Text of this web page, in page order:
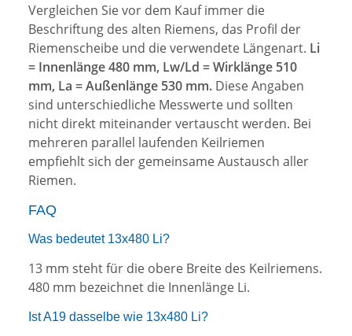
Vergleichen Sie vor dem Kauf immer die
Beschriftung des alten Riemens, das Profil der
Riemenscheibe und die verwendete Längenart. Li
= Innenlänge 480 mm, Lw/Ld = Wirklänge 510
mm, La = Außenlänge 530 mm. Diese Angaben
sind unterschiedliche Messwerte und sollten
nicht direkt miteinander vertauscht werden. Bei
mehreren parallel laufenden Keilriemen
empfiehlt sich der gemeinsame Austausch aller
Riemen.
FAQ
Was bedeutet 13x480 Li?
13 mm steht für die obere Breite des Keilriemens.
480 mm bezeichnet die Innenlänge Li.
Ist A19 dasselbe wie 13x480 Li?